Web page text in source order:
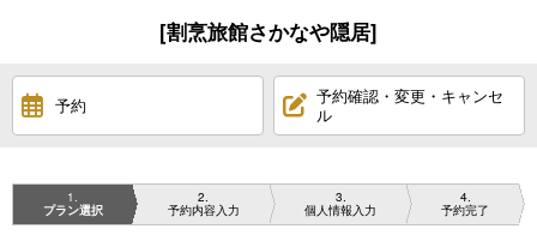
[割烹旅館さかなや隠居]
予約
予約確認・変更・キャンセ
ル
1
プラン選択
2
予約内容入力
3
個人情報入力
4
予約完了